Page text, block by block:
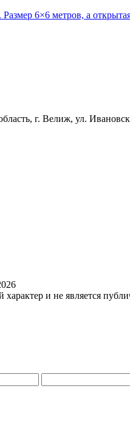
6×6 метров, а
г. Велиж, ул.
и не является